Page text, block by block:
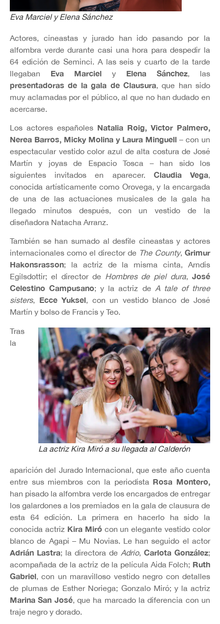
Eva Marciel y Elena Sánchez
Actores, cineastas y jurado han ido pasando por la
alfombra verde durante casi una hora para despedir la
64 edición de Seminci. A las seis y cuarto de la tarde
llegaban Eva Marciel y Elena Sánchez , las
presentadoras de la gala de Clausura, que han sido
muy aclamadas por el público, al que no han dudado en
acercarse.
Los actores españoles Natalia Roig, Victor Palmero,
Nerea Barros, Micky Molina y Laura Minguell – con un
espectacular vestido color azul de alta costura de José
Martín y joyas de Espacio Tosca – han sido los
siguientes invitados en aparecer. Claudia Vega,
conocida artísticamente como Orovega, y la encargada
de una de las actuaciones musicales de la gala ha
llegado minutos después, con un vestido de la
diseñadora Natacha Arranz.
También se han sumado al desfile cineastas y actores
internacionales como el director de The County, Grimur
Hakonsrasson; la actriz de la misma cinta, Arndis
Egilsdottir; el director de Hombres de piel dura, José
Celestino Campusano; y la actriz de A tale of three
sisters, Ecce Yuksel, con un vestido blanco de José
Martín y bolso de Francis y Teo.
La actriz Kira Miró a su llegada al Calderón
Tras
la
aparición del Jurado Internacional, que este año cuenta
entre sus miembros con la periodista Rosa Montero,
han pisado la alfombra verde los encargados de entregar
los galardones a los premiados en la gala de clausura de
esta 64 edición. La primera en hacerlo ha sido la
conocida actriz Kira Mirócon un elegante vestido color
blanco de Agapi – Mu Novias. Le han seguido el actor
Adrián Lastra; la directora de Adrio, Carlota González;
acompañada de la actriz de la película Aida Folch; Ruth
Gabriel, con un maravilloso vestido negro con detalles
de plumas de Esther Noriega; Gonzalo Miró; y la actriz
Marina San José, que ha marcado la diferencia con un
traje negro y dorado.